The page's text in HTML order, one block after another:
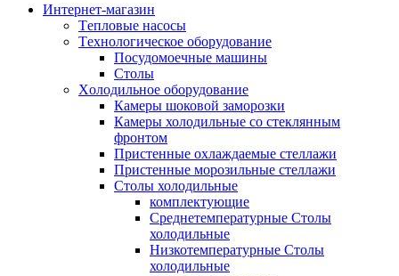
Интернет-магазин
Tепловые насосы
Tехнологическое оборудование
Посудомоечные машины
Столы
Xолодильное оборудование
Камеры шоковой заморозки
Камеры холодильные со стеклянным
фронтом
Пристенные охлаждаемые стеллажи
Пристенные морозильные стеллажи
Столы холодильные
комплектующие
Среднетемпературные Столы
холодильные
Низкотемпературные Столы
холодильные